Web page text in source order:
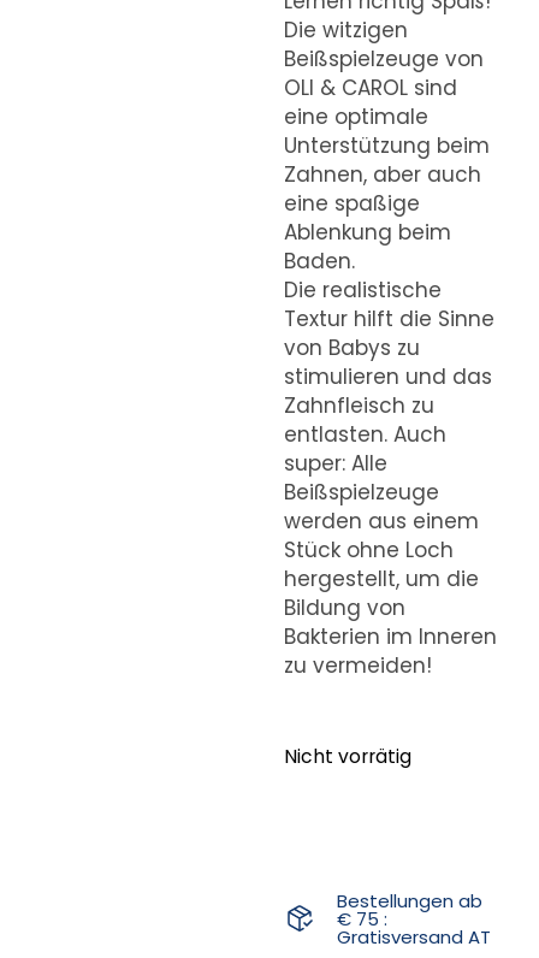
Die witzigen
Beißspielzeuge von
OLI & CAROL sind
eine optimale
Unterstützung beim
Zahnen, aber auch
eine spaßige
Ablenkung beim
Baden.
Die realistische
Textur hilft die Sinne
von Babys zu
stimulieren und das
Zahnfleisch zu
entlasten. Auch
super: Alle
Beißspielzeuge
werden aus einem
Stück ohne Loch
hergestellt, um die
Bildung von
Bakterien im Inneren
zu vermeiden!
Nicht vorrätig
Bestellungen ab
€ 75 :
Gratisversand AT